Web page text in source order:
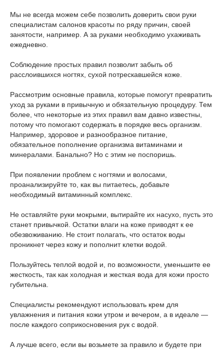
Мы не всегда можем себе позволить доверить свои руки
специалистам салонов красоты по ряду причин, своей
занятости, например. А за руками необходимо ухаживать
ежедневно.
Соблюдение простых правил позволит забыть об
расслоившихся ногтях, сухой потрескавшейся коже.
Рассмотрим основные правила, которые помогут превратить
уход за руками в привычную и обязательную процедуру. Тем
более, что некоторые из этих правил вам давно известны,
потому что помогают содержать в порядке весь организм.
Например, здоровое и разнообразное питание,
обязательное пополнение организма витаминами и
минералами. Банально? Но с этим не поспоришь.
При появлении проблем с ногтями и волосами,
проанализируйте то, как вы питаетесь, добавьте
необходимый витаминный комплекс.
Не оставляйте руки мокрыми, вытирайте их насухо, пусть это
станет привычкой. Остатки влаги на коже приводят к ее
обезвоживанию. Не стоит полагать, что остаток воды
проникнет через кожу и пополнит клетки водой.
Пользуйтесь теплой водой и, по возможности, уменьшите ее
жесткость, так как холодная и жесткая вода для кожи просто
губительна.
Специалисты рекомендуют использовать крем для
увлажнения и питания кожи утром и вечером, а в идеале —
после каждого соприкосновения рук с водой.
А лучше всего, если вы возьмете за правило и будете при